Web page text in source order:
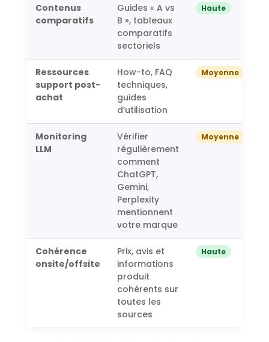
Contenus
comparatifs
Guides « A vs
B », tableaux
comparatifs
sectoriels
Haute
Ressources
support post-
achat
How-to, FAQ
techniques,
guides
d’utilisation
Moyenne
Monitoring
LLM
Vérifier
régulièrement
comment
ChatGPT,
Gemini,
Perplexity
mentionnent
votre marque
Moyenne
Cohérence
onsite/offsite
Prix, avis et
informations
produit
cohérents sur
toutes les
sources
Haute